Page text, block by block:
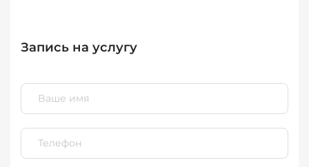
Запись на услугу